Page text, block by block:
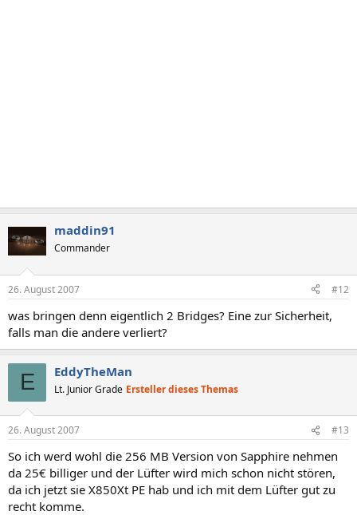
maddin91
Commander
26. August 2007 #12
was bringen denn eigentlich 2 Bridges? Eine zur Sicherheit,
falls man die andere verliert?
E EddyTheMan
Lt. Junior Grade Ersteller dieses Themas
26. August 2007 #13
So ich werd wohl die 256 MB Version von Sapphire nehmen
da 25€ billiger und der Lüfter wird mich schon nicht stören,
da ich jetzt sie X850Xt PE hab und ich mit dem Lüfter gut zu
recht komme.